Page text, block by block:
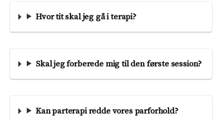
Hvor tit skal jeg gå i terapi?
Skal jeg forberede mig til den første session?
Kan parterapi redde vores parforhold?